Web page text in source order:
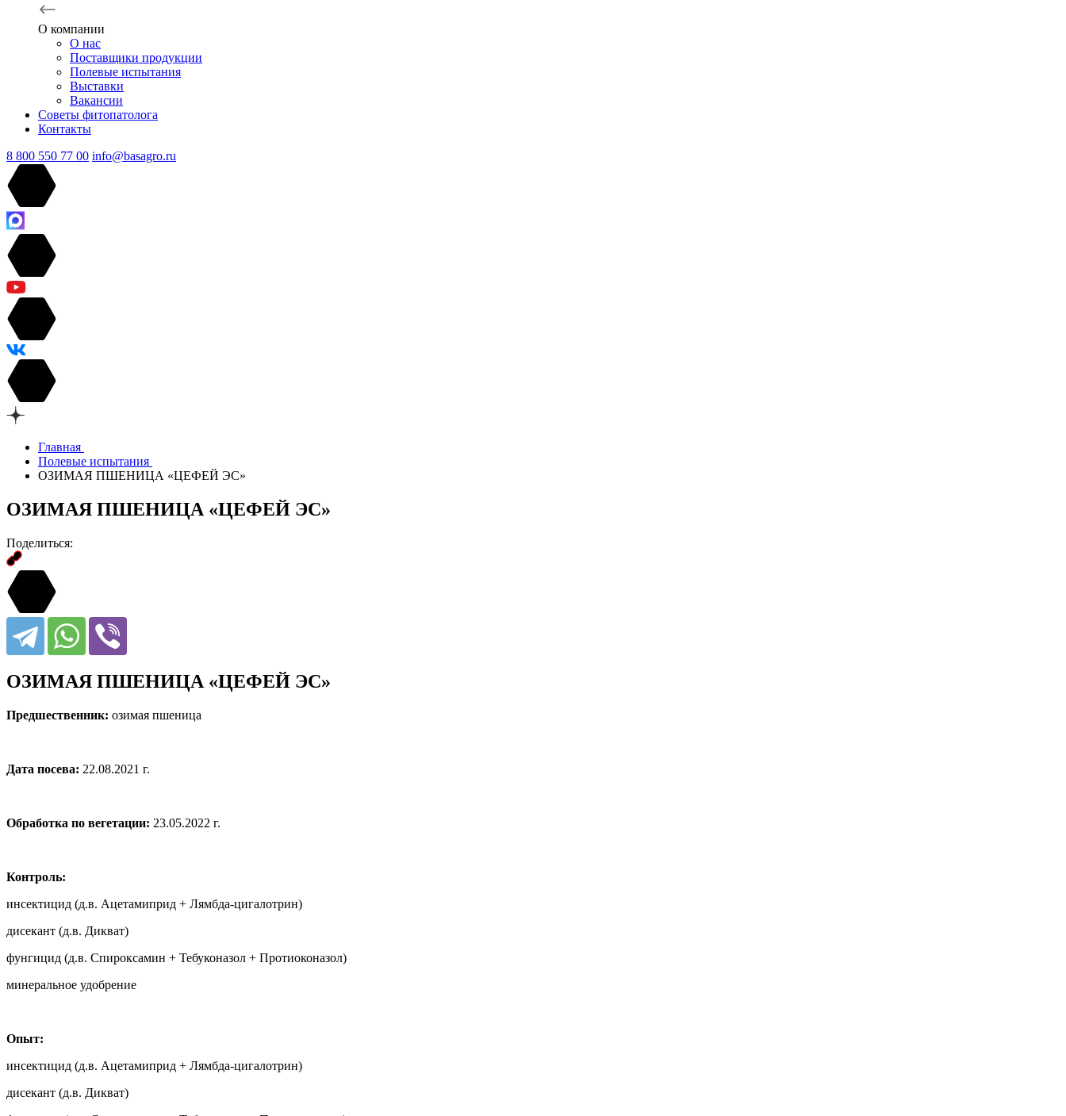
О компании
О нас
Поставщики продукции
Полевые испытания
Выставки
Вакансии
Советы фитопатолога
Контакты
8 800 550 77 00 info@basagro.ru
Главная
Полевые испытания
ОЗИМАЯ ПШЕНИЦА «ЦЕФЕЙ ЭС»
ОЗИМАЯ ПШЕНИЦА «ЦЕФЕЙ ЭС»
Поделиться:
ОЗИМАЯ ПШЕНИЦА «ЦЕФЕЙ ЭС»
Предшественник: озимая пшеница
Дата посева: 22.08.2021 г.
Обработка по вегетации: 23.05.2022 г.
Контроль:
инсектицид (д.в. Ацетамиприд + Лямбда-цигалотрин)
дисекант (д.в. Дикват)
фунгицид (д.в. Спироксамин + Тебуконазол + Протиоконазол)
минеральное удобрение
Опыт:
инсектицид (д.в. Ацетамиприд + Лямбда-цигалотрин)
дисекант (д.в. Дикват)